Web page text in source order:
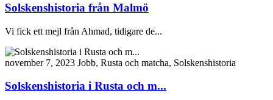
Solskenshistoria från Malmö
Vi fick ett mejl från Ahmad, tidigare de...
november 7, 2023 Jobb, Rusta och matcha, Solskenshistoria
Solskenshistoria i Rusta och m...